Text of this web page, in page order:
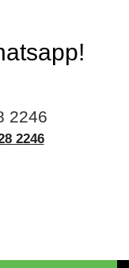
2246
2246